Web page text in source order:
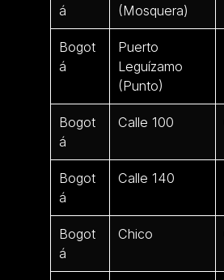
á
(Mosquera)
Bogot
á
Puerto
Leguízamo
(Punto)
Bogot
á
Calle 100
Bogot
á
Calle 140
Bogot
á
Chico